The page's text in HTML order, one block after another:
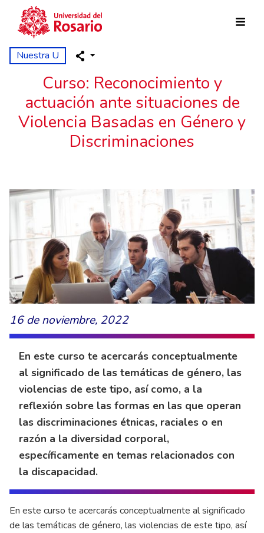
Pasar al contenido principal
Nuestra U
Curso: Reconocimiento y
actuación ante situaciones de
Violencia Basadas en Género y
Discriminaciones
16 de noviembre, 2022
En este curso te acercarás conceptualmente
al significado de las temáticas de género, las
violencias de este tipo, así como, a la
reflexión sobre las formas en las que operan
las discriminaciones étnicas, raciales o en
razón a la diversidad corporal,
específicamente en temas relacionados con
la discapacidad.
En este curso te acercarás conceptualmente al significado
de las temáticas de género, las violencias de este tipo, así